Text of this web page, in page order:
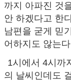
까지 아파진 것
안 하겠다고 한
남편을 굳게 믿
어하지도 않는
1시에서 4시까
의 날씨인데도